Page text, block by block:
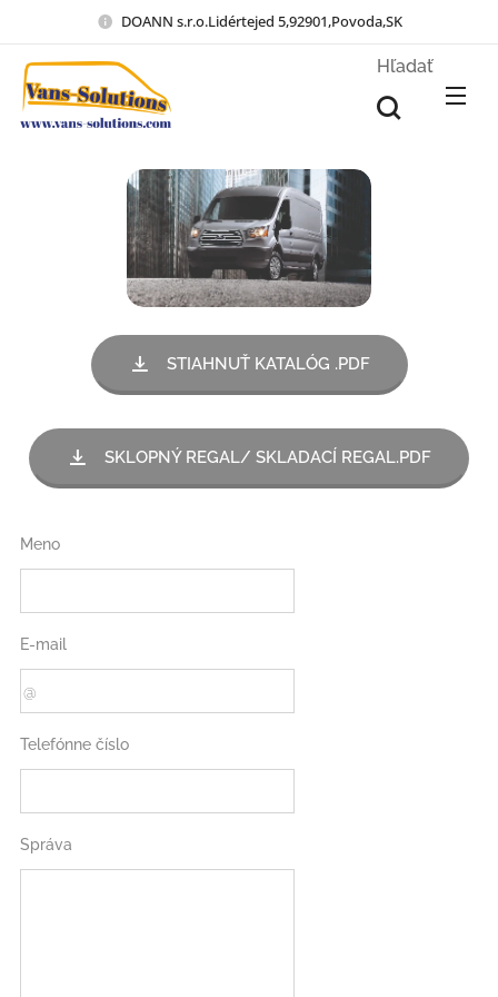
DOANN s.r.o.Lidértejed 5,92901,Povoda,SK
Hľadať
STIAHNUŤ KATALÓG .PDF
SKLOPNÝ REGAL/ SKLADACÍ REGAL.PDF
Meno
E-mail
Telefónne číslo
Správa